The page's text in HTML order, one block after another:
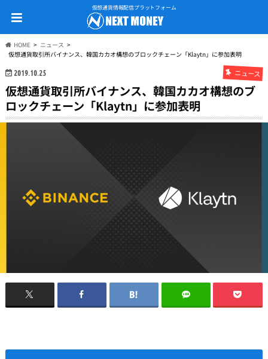
仮想通貨情報配信プラットフォーム
HOME
ニュース
仮想通貨取引所バイナンス、韓国カカオ構想のブロックチェーン「Klaytn」に参加表明
2019.10.25 ニュース
仮想通貨取引所バイナンス、韓国カカオ構想のブ
ロックチェーン「Klaytn」に参加表明